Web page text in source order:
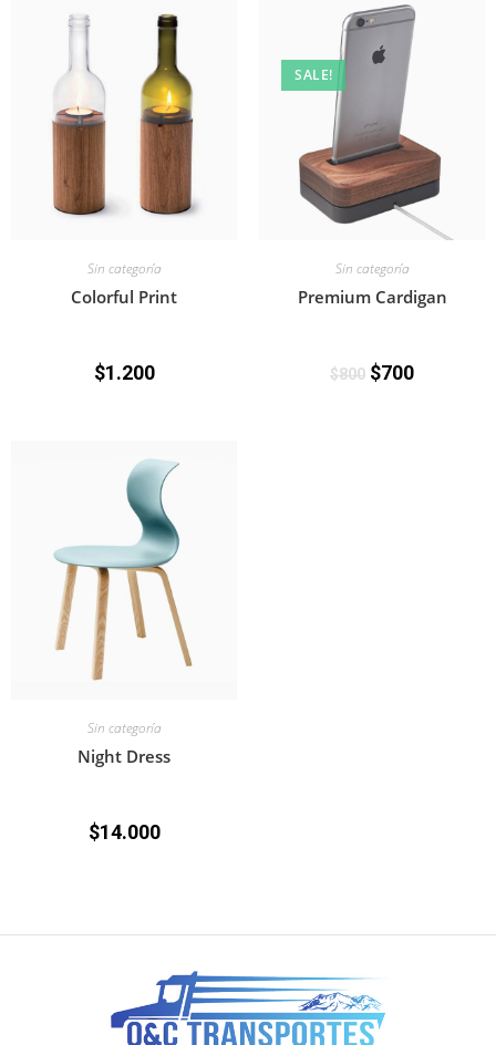
Sin categoría
Colorful Print
$1.200
SALE!
Sin categoría
Premium Cardigan
$800 $700
Sin categoría
Night Dress
$14.000